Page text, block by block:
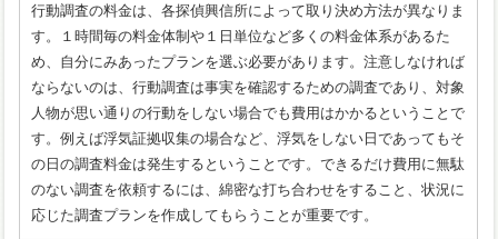
行動調査の料金は、各探偵興信所によって取り決め方法が異なりま
す。１時間毎の料金体制や１日単位など多くの料金体系があるた
め、自分にみあったプランを選ぶ必要があります。注意しなければ
ならないのは、行動調査は事実を確認するための調査であり、対象
人物が思い通りの行動をしない場合でも費用はかかるということで
す。例えば浮気証拠収集の場合など、浮気をしない日であってもそ
の日の調査料金は発生するということです。できるだけ費用に無駄
のない調査を依頼するには、綿密な打ち合わせをすること、状況に
応じた調査プランを作成してもらうことが重要です。